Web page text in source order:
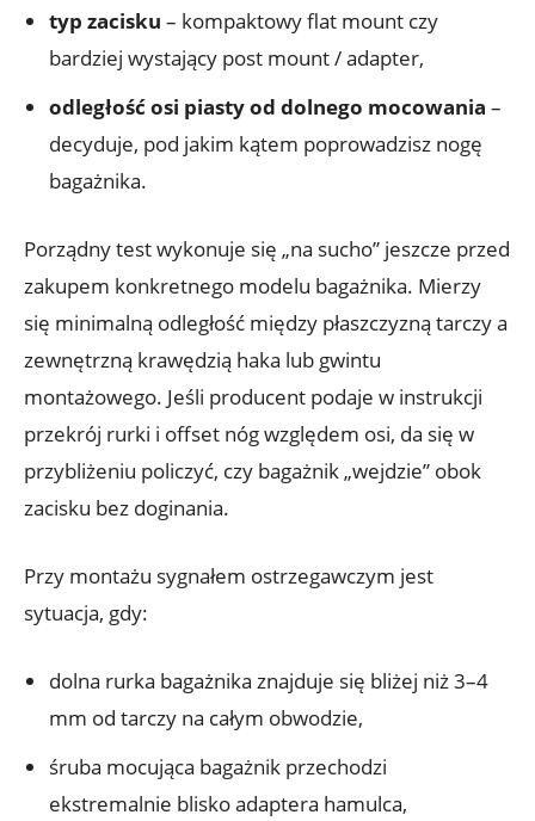
typ zacisku – kompaktowy flat mount czy
bardziej wystający post mount / adapter,
odległość osi piasty od dolnego mocowania –
decyduje, pod jakim kątem poprowadzisz nogę
bagażnika.
Porządny test wykonuje się „na sucho” jeszcze przed
zakupem konkretnego modelu bagażnika. Mierzy
się minimalną odległość między płaszczyzną tarczy a
zewnętrzną krawędzią haka lub gwintu
montażowego. Jeśli producent podaje w instrukcji
przekrój rurki i offset nóg względem osi, da się w
przybliżeniu policzyć, czy bagażnik „wejdzie” obok
zacisku bez doginania.
Przy montażu sygnałem ostrzegawczym jest
sytuacja, gdy:
dolna rurka bagażnika znajduje się bliżej niż 3–4
mm od tarczy na całym obwodzie,
śruba mocująca bagażnik przechodzi
ekstremalnie blisko adaptera hamulca,